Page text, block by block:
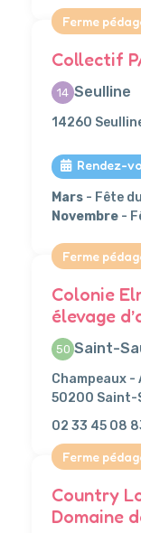
Ferme
Collectif
14 Seulline
14260
Rendez-
Mars - Fête
Novembre -
Ferme
Colonie
élevage
50 Saint-
Champeaux -
50200 Saint-
02 33 45 08
Ferme
Country
Domaine